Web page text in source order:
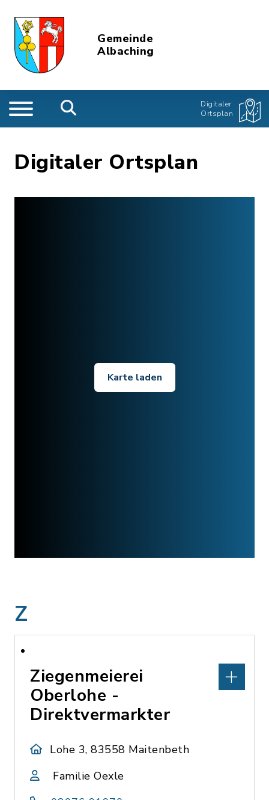
Gemeinde
Albaching
Digitaler
Ortsplan
Digitaler Ortsplan
Karte laden
Z
Ziegenmeierei
Oberlohe -
Direktvermarkter
Lohe 3, 83558 Maitenbeth
Familie Oexle